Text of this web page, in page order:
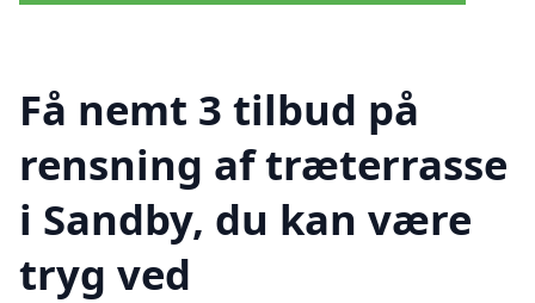
Få nemt 3 tilbud på
rensning af træterrasse
i Sandby, du kan være
tryg ved